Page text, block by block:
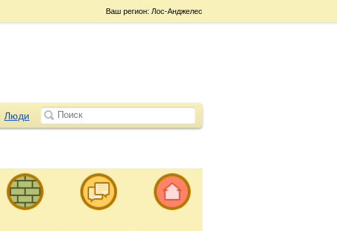
Ваш регион: Лос-Анджелес
Люди